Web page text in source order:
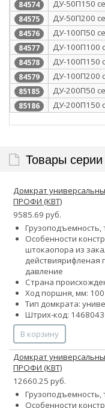
84574 ДУ-50П150
84575 ДУ-50П200
84576 ДУ-100П50
84577 ДУ-100П100
84578 ДУ-100П150
84579 ДУ-100П200
85185 ДУ-200П50
85186 ДУ-200П150
Товары
Домкрат
ПРОФИ (КВТ)
9585.69 руб.
Грузоподъемность,
Особенности
штокаопора из
действиярифленая
давление
Страна
Ход поршня, мм: 100
Тип домкрата:
Штрих-код:
В корзину
Домкрат
ПРОФИ (КВТ)
12660.25 руб.
Грузоподъемность,
Особенности